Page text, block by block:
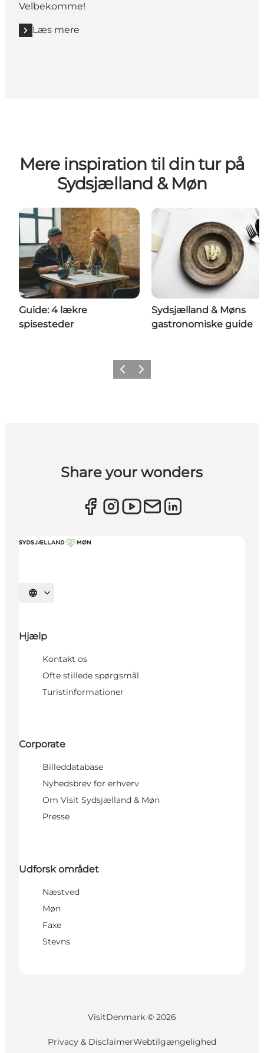
Velbekomme!
Læs mere
Læs mere "Find det perfekte spisested"
Mere inspiration til din tur på
Sydsjælland & Møn
Guide: 4 lækre
spisesteder
Sydsjælland & Møns
gastronomiske guide
ForrigeNæste
Share your wonders
Vælg sprog
Hjælp
Kontakt os
Ofte stillede spørgsmål
Turistinformationer
Corporate
Billeddatabase
Nyhedsbrev for erhverv
Om Visit Sydsjælland & Møn
Presse
Udforsk området
Næstved
Møn
Faxe
Stevns
VisitDenmark © 2026
Privacy & DisclaimerWebtilgængelighed